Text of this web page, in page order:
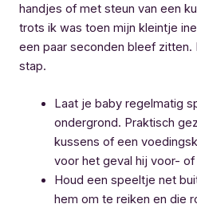
handjes of met steun van een
trots ik was toen mijn kleintje
een paar seconden bleef zitten.
stap.
Laat je baby regelmatig
ondergrond. Praktisch
kussens of een
voor het geval hij voor-
Houd een speeltje net
hem om te reiken en die